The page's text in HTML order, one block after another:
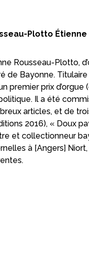
Plotto Étienne
Rousseau-Plotto,
de Bayonne. Titulaire
premier prix
Il a été
articles, et de
2016), « Doux
et collectionneur
à [Angers]